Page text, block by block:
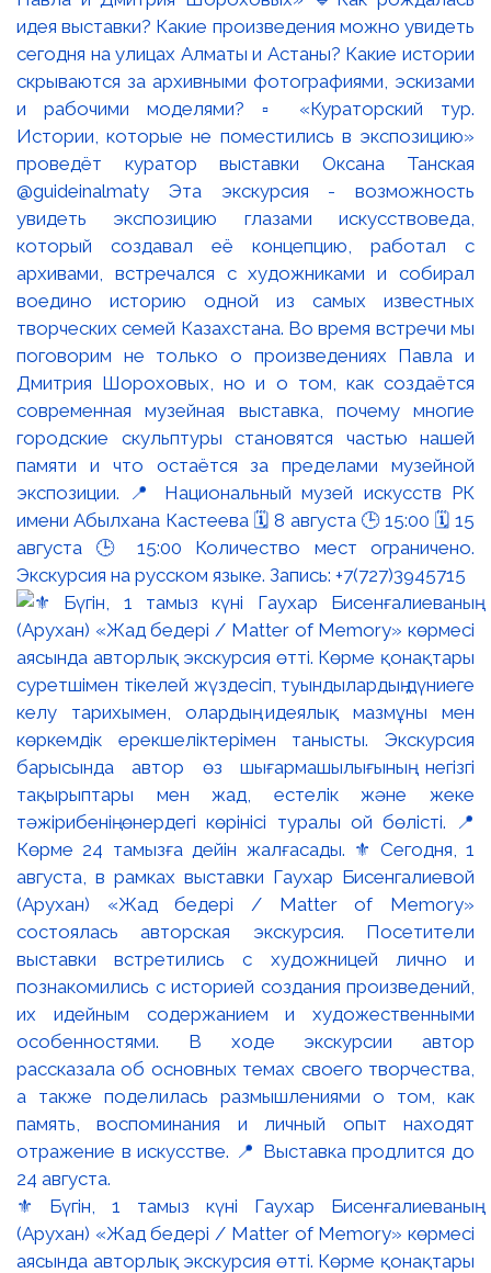
идея выставки? Какие произведения можно увидеть
сегодня на улицах Алматы и Астаны? Какие истории
скрываются за архивными фотографиями, эскизами
и рабочими моделями? ▫️ «Кураторский тур.
Истории, которые не поместились в экспозицию»
проведёт куратор выставки Оксана Танская
@guideinalmaty Эта экскурсия - возможность
увидеть экспозицию глазами искусствоведа,
который создавал её концепцию, работал с
архивами, встречался с художниками и собирал
воедино историю одной из самых известных
творческих семей Казахстана. Во время встречи мы
поговорим не только о произведениях Павла и
Дмитрия Шороховых, но и о том, как создаётся
современная музейная выставка, почему многие
городские скульптуры становятся частью нашей
памяти и что остаётся за пределами музейной
экспозиции. 📍 Национальный музей искусств РК
имени Абылхана Кастеева 🗓 8 августа 🕒 15:00 🗓 15
августа 🕒 15:00 Количество мест ограничено.
Экскурсия на русском языке. Запись: +7(727)3945715
⚜️ Бүгін, 1 тамыз күні Гаухар Бисенғалиеваның
(Арухан) «Жад бедері / Matter of Memory» көрмесі
аясында авторлық экскурсия өтті. Көрме қонақтары